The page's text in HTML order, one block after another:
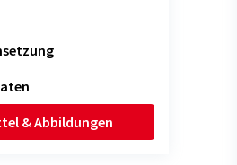
& Abbildungen